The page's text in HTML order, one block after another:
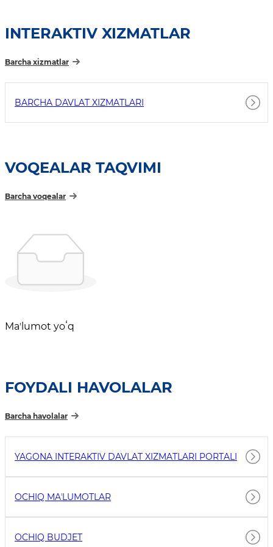
INTERAKTIV XIZMATLAR
Barcha xizmatlar
BARCHA DAVLAT XIZMATLARI
VOQEALAR TAQVIMI
Barcha voqealar
Maʼlumot yoʻq
FOYDALI HAVOLALAR
Barcha havolalar
YAGONA INTERAKTIV DAVLAT XIZMATLARI PORTALI
OCHIQ MAʼLUMOTLAR
OCHIQ BUDJET